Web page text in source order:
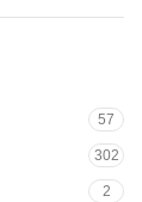
57
302
2